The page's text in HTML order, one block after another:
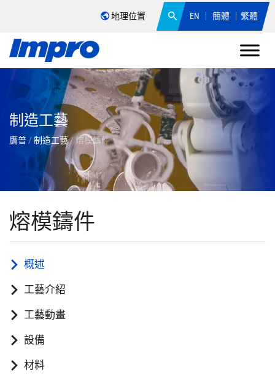
地理位置 EN 簡體 繁體
制造工藝
鷹普/制造工藝/熔模鑄件
熔模鑄件
概述
工藝介紹
工藝動畫
設備
材料